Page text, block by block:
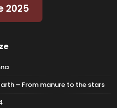
2025
– From manure to the stars